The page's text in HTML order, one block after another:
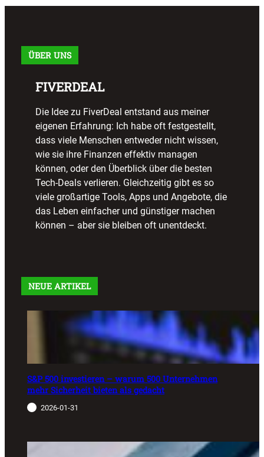
ÜBER UNS
FIVERDEAL
Die Idee zu FiverDeal entstand aus meiner
eigenen Erfahrung: Ich habe oft festgestellt,
dass viele Menschen entweder nicht wissen,
wie sie ihre Finanzen effektiv managen
können, oder den Überblick über die besten
Tech-Deals verlieren. Gleichzeitig gibt es so
viele großartige Tools, Apps und Angebote, die
das Leben einfacher und günstiger machen
können – aber sie bleiben oft unentdeckt.
NEUE ARTIKEL
S&P 500 investieren – warum 500 Unternehmen
mehr Sicherheit bieten als gedacht
2026-01-31